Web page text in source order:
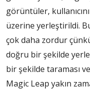
görüntüler,
üzerine yerleştirildi.
çok daha zordur
doğru bir şekilde
bir şekilde taraması
Magic Leap yakın